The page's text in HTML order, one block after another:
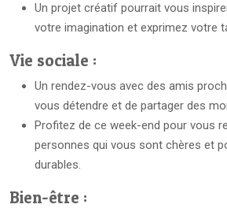
Un projet créatif pourrait vous
votre imagination et exprimez votre
Vie sociale :
Un rendez-vous avec des amis
vous détendre et de partager des
Profitez de ce week-end pour vous
personnes qui vous sont chères et
durables.
Bien-être :